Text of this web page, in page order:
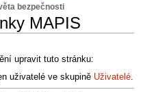
bezpečnosti
MAPIS
upravit tuto stránku:
uživatelé ve skupině Uživatelé.